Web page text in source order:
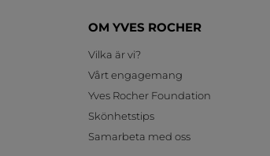
OM YVES ROCHER
Vilka är vi?
Vårt engagemang
Yves Rocher Foundation
Skönhetstips
Samarbeta med oss